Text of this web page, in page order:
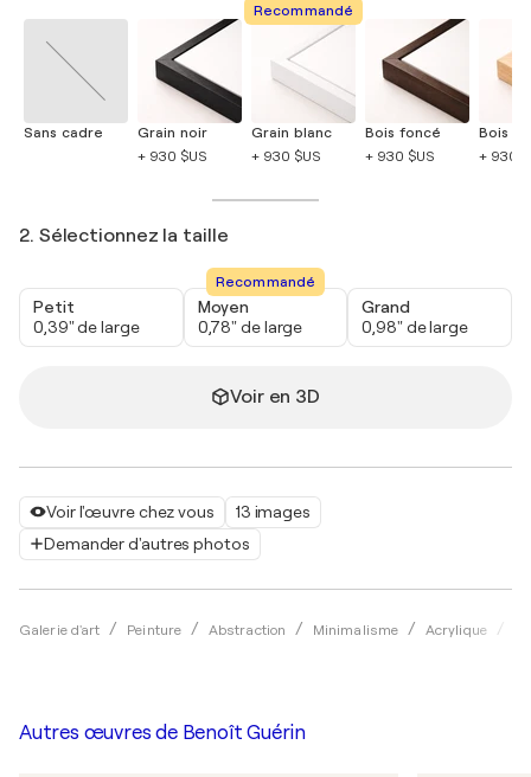
Voir l'œuvre chez vous
13 images
Demander d'autres photos
Galerie d'art Peinture Abstraction Minimalisme Acrylique
Sans cadre
Grain noir
+ 930 $US
Recommandé
Grain blanc
+ 930 $US
Bois foncé
+ 930 $US
Bois
+ 930
2. Sélectionnez la taille
Petit
0,39" de large
Recommandé
Moyen
0,78" de large
Grand
0,98" de large
Voir en 3D
Autres œuvres de Benoît Guérin